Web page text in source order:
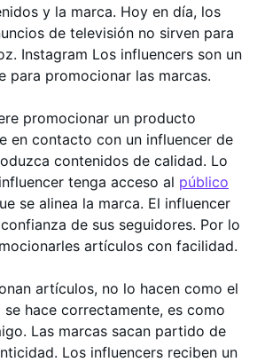
y la marca. Hoy en día, los
de televisión no sirven para
Instagram Los influencers son un
para promocionar las marcas.
promocionar un producto
en contacto con un influencer de
contenidos de calidad. Lo
tenga acceso al público
se alinea la marca. El influencer
de sus seguidores. Por lo
artículos con facilidad.
artículos, no lo hacen como el
hace correctamente, es como
Las marcas sacan partido de
Los influencers reciben un